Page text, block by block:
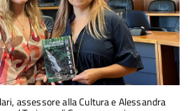
assessore alla Cultura e Alessandra